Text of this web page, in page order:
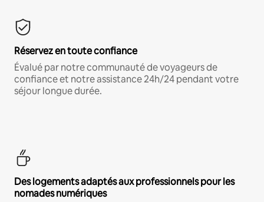
Réservez en toute confiance
Évalué par notre communauté de voyageurs de
confiance et notre assistance 24h/24 pendant votre
séjour longue durée.
Des logements adaptés aux professionnels pour les
nomades numériques